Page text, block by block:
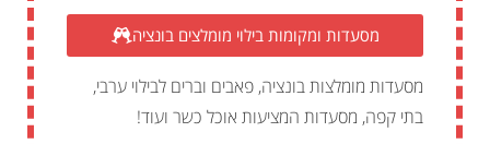
מסעדות ומקומות בילוי מומלצים בונציה
מסעדות מומלצות בונציה, פאבים וברים לבילוי ערבי,
בתי קפה, מסעדות המציעות אוכל כשר ועוד!